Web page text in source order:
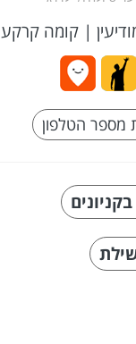
| קומה קרקע